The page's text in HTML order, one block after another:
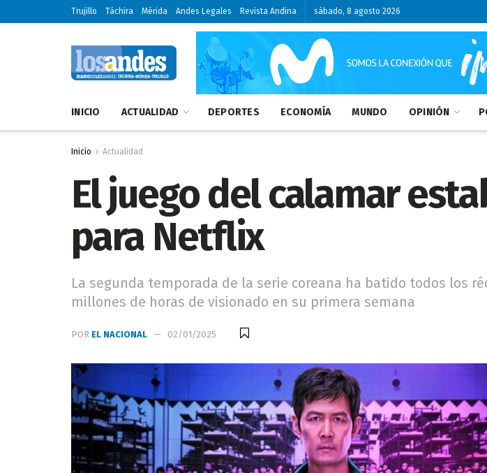
Trujillo Táchira Mérida Andes Legales Revista Andina sábado, 8 agosto 2026
INICIO ACTUALIDAD DEPORTES ECONOMÍA MUNDO OPINIÓN
Inicio Actualidad
El juego del calamar
para Netflix
La segunda temporada de la serie coreana ha batido todos los
millones de horas de visionado en su primera semana
POR EL NACIONAL 02/01/2025